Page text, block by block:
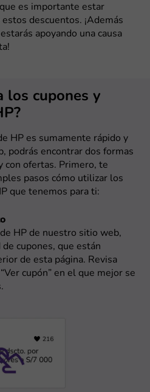
es importante estar
descuentos. ¡Además
apoyando una causa
los cupones y
HP es sumamente rápido y
podrás encontrar dos formas
con ofertas. Primero, te
pasos cómo utilizar los
que tenemos para ti:
HP de nuestro sitio web,
cupones, que están
de esta página. Revisa
cupón” en el que mejor se